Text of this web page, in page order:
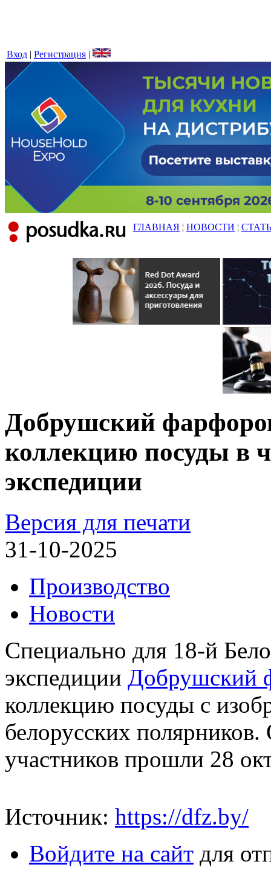
Вход | Регистрация |
ГЛАВНАЯ ¦ НОВОСТИ ¦
Добрушский
коллекцию посуды в
экспедиции
Версия для печати
31-10-2025
Производство
Новости
Специально для 18-й
экспедиции Добрушский
коллекцию посуды с
белорусских
участников прошли 28
Источник: https://dfz.by/
Войдите на сайт для